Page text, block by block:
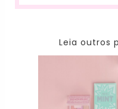
Leia outros